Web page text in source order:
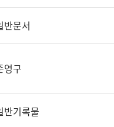
반문서
영구
반기록물